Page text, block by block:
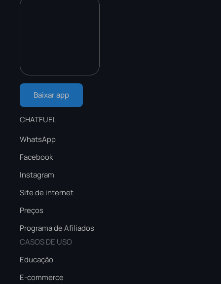
Baixar app
CHATFUEL
WhatsApp
Facebook
Instagram
Site de internet
Preços
Programa de Afiliados
CASOS DE USO
Educação
E-commerce